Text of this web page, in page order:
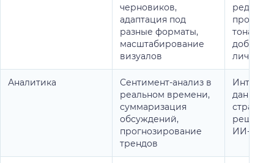
черновиков,
адаптация под
разные форматы,
масштабирование
визуалов
личного
Аналитика
Сентимент-анализ в
реальном времени,
суммаризация
обсуждений,
прогнозирование
трендов
данных,
ИИ-